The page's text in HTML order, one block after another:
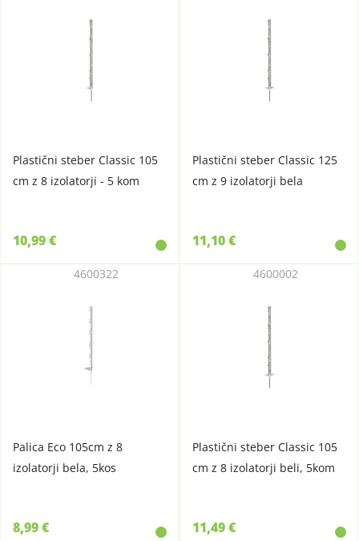
Plastični steber Classic 105
cm z 8 izolatorji - 5 kom
10,99 €
Plastični steber Classic 125
cm z 9 izolatorji bela
11,10 €
Palica Eco 105cm z 8
izolatorji bela, 5kos
4600322
8,99 €
Plastični steber Classic 105
cm z 8 izolatorji beli, 5kom
4600002
11,49 €